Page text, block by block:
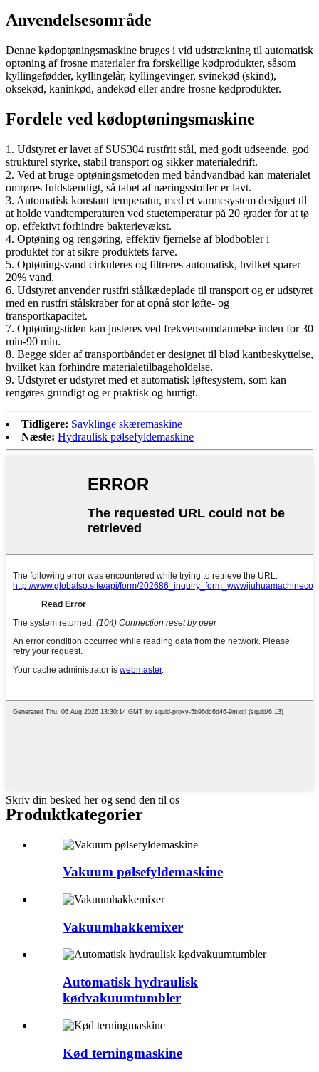
Anvendelsesområde
Denne kødoptøningsmaskine bruges i vid udstrækning til automatisk
optøning af frosne materialer fra forskellige kødprodukter, såsom
kyllingefødder, kyllingelår, kyllingevinger, svinekød (skind),
oksekød, kaninkød, andekød eller andre frosne kødprodukter.
Fordele ved kødoptøningsmaskine
1. Udstyret er lavet af SUS304 rustfrit stål, med godt udseende, god
strukturel styrke, stabil transport og sikker materialedrift.
2. Ved at bruge optøningsmetoden med båndvandbad kan materialet
omrøres fuldstændigt, så tabet af næringsstoffer er lavt.
3. Automatisk konstant temperatur, med et varmesystem designet til
at holde vandtemperaturen ved stuetemperatur på 20 grader for at tø
op, effektivt forhindre bakterievækst.
4. Optøning og rengøring, effektiv fjernelse af blodbobler i
produktet for at sikre produktets farve.
5. Optøningsvand cirkuleres og filtreres automatisk, hvilket sparer
20% vand.
6. Udstyret anvender rustfri stålkædeplade til transport og er udstyret
med en rustfri stålskraber for at opnå stor løfte- og
transportkapacitet.
7. Optøningstiden kan justeres ved frekvensomdannelse inden for 30
min-90 min.
8. Begge sider af transportbåndet er designet til blød kantbeskyttelse,
hvilket kan forhindre materialetilbageholdelse.
9. Udstyret er udstyret med et automatisk løftesystem, som kan
rengøres grundigt og er praktisk og hurtigt.
Tidligere: Savklinge skæremaskine
Næste: Hydraulisk pølsefyldemaskine
Skriv din besked her og send den til os
Produktkategorier
Vakuum pølsefyldemaskine
Vakuumhakkemixer
Automatisk hydraulisk
kødvakuumtumbler
Kød terningmaskine